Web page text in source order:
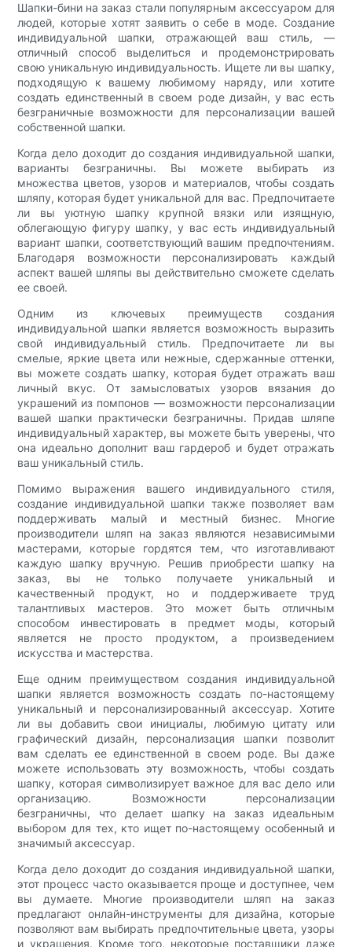
Шапки-бини на заказ стали популярным аксессуаром для
людей, которые хотят заявить о себе в моде. Создание
индивидуальной шапки, отражающей ваш стиль, —
отличный способ выделиться и продемонстрировать
свою уникальную индивидуальность. Ищете ли вы шапку,
подходящую к вашему любимому наряду, или хотите
создать единственный в своем роде дизайн, у вас есть
безграничные возможности для персонализации вашей
собственной шапки.
Когда дело доходит до создания индивидуальной шапки,
варианты безграничны. Вы можете выбирать из
множества цветов, узоров и материалов, чтобы создать
шляпу, которая будет уникальной для вас. Предпочитаете
ли вы уютную шапку крупной вязки или изящную,
облегающую фигуру шапку, у вас есть индивидуальный
вариант шапки, соответствующий вашим предпочтениям.
Благодаря возможности персонализировать каждый
аспект вашей шляпы вы действительно сможете сделать
ее своей.
Одним из ключевых преимуществ создания
индивидуальной шапки является возможность выразить
свой индивидуальный стиль. Предпочитаете ли вы
смелые, яркие цвета или нежные, сдержанные оттенки,
вы можете создать шапку, которая будет отражать ваш
личный вкус. От замысловатых узоров вязания до
украшений из помпонов — возможности персонализации
вашей шапки практически безграничны. Придав шляпе
индивидуальный характер, вы можете быть уверены, что
она идеально дополнит ваш гардероб и будет отражать
ваш уникальный стиль.
Помимо выражения вашего индивидуального стиля,
создание индивидуальной шапки также позволяет вам
поддерживать малый и местный бизнес. Многие
производители шляп на заказ являются независимыми
мастерами, которые гордятся тем, что изготавливают
каждую шапку вручную. Решив приобрести шапку на
заказ, вы не только получаете уникальный и
качественный продукт, но и поддерживаете труд
талантливых мастеров. Это может быть отличным
способом инвестировать в предмет моды, который
является не просто продуктом, а произведением
искусства и мастерства.
Еще одним преимуществом создания индивидуальной
шапки является возможность создать по-настоящему
уникальный и персонализированный аксессуар. Хотите
ли вы добавить свои инициалы, любимую цитату или
графический дизайн, персонализация шапки позволит
вам сделать ее единственной в своем роде. Вы даже
можете использовать эту возможность, чтобы создать
шапку, которая символизирует важное для вас дело или
организацию. Возможности персонализации
безграничны, что делает шапку на заказ идеальным
выбором для тех, кто ищет по-настоящему особенный и
значимый аксессуар.
Когда дело доходит до создания индивидуальной шапки,
этот процесс часто оказывается проще и доступнее, чем
вы думаете. Многие производители шляп на заказ
предлагают онлайн-инструменты для дизайна, которые
позволяют вам выбирать предпочтительные цвета, узоры
и украшения. Кроме того, некоторые поставщики даже